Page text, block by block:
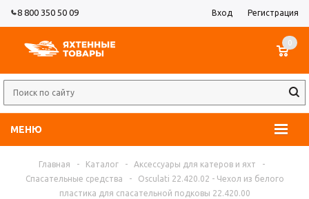
8 800 350 50 09 Вход Регистрация
МЕНЮ
0
Главная - Каталог - Аксессуары для катеров и яхт
-
Спасательные средства
-
Osculati 22.420.02 - Чехол из белого
пластика для спасательной подковы 22.420.00